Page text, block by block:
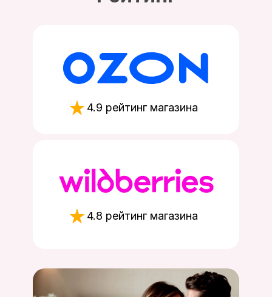
4.8 рейтинг магазина
4.9 рейтинг магазина